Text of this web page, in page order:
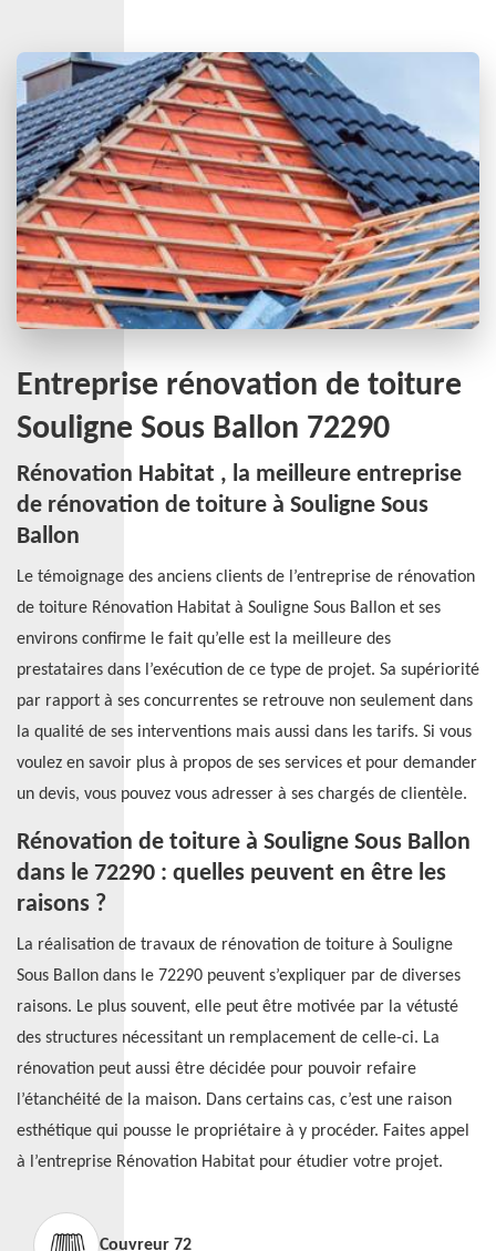
Entreprise rénovation de toiture
Souligne Sous Ballon 72290
Rénovation Habitat , la meilleure entreprise
de rénovation de toiture à Souligne Sous
Ballon
Le témoignage des anciens clients de l’entreprise de rénovation
de toiture Rénovation Habitat à Souligne Sous Ballon et ses
environs confirme le fait qu’elle est la meilleure des
prestataires dans l’exécution de ce type de projet. Sa supériorité
par rapport à ses concurrentes se retrouve non seulement dans
la qualité de ses interventions mais aussi dans les tarifs. Si vous
voulez en savoir plus à propos de ses services et pour demander
un devis, vous pouvez vous adresser à ses chargés de clientèle.
Rénovation de toiture à Souligne Sous Ballon
dans le 72290 : quelles peuvent en être les
raisons ?
La réalisation de travaux de rénovation de toiture à Souligne
Sous Ballon dans le 72290 peuvent s’expliquer par de diverses
raisons. Le plus souvent, elle peut être motivée par la vétusté
des structures nécessitant un remplacement de celle-ci. La
rénovation peut aussi être décidée pour pouvoir refaire
l’étanchéité de la maison. Dans certains cas, c’est une raison
esthétique qui pousse le propriétaire à y procéder. Faites appel
à l’entreprise Rénovation Habitat pour étudier votre projet.
Couvreur 72